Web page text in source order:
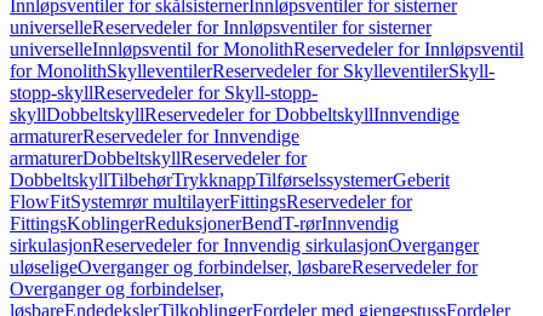
Innløpsventiler for skålsisternerInnløpsventiler for sisterner
universelleReservedeler for Innløpsventiler for sisterner
universelleInnløpsventil for MonolithReservedeler for Innløpsventil
for MonolithSkylleventilerReservedeler for SkylleventilerSkyll-
stopp-skyllReservedeler for Skyll-stopp-
skyllDobbeltskyllReservedeler for DobbeltskyllInnvendige
armaturerReservedeler for Innvendige
armaturerDobbeltskyllReservedeler for
DobbeltskyllTilbehørTrykknappTilførselssystemerGeberit
FlowFitSystemrør multilayerFittingsReservedeler for
FittingsKoblingerReduksjonerBendT-rørInnvendig
sirkulasjonReservedeler for Innvendig sirkulasjonOverganger
uløseligeOverganger og forbindelser, løsbareReservedeler for
Overganger og forbindelser,
løsbareEndedekslerTilkoblingerFordeler med gjengestussFordeler